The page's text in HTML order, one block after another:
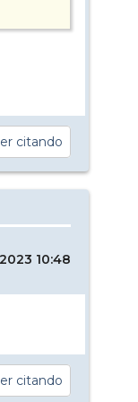
citando
10:48
citando